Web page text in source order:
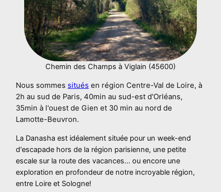
Chemin des Champs à Viglain (45600)
Nous sommes situés en région Centre-Val de Loire, à
2h au sud de Paris, 40min au sud-est d'Orléans,
35min à l'ouest de Gien et 30 min au nord de
Lamotte-Beuvron.
La Danasha est idéalement située pour un week-end
d'escapade hors de la région parisienne, une petite
escale sur la route des vacances... ou encore une
exploration en profondeur de notre incroyable région,
entre Loire et Sologne!